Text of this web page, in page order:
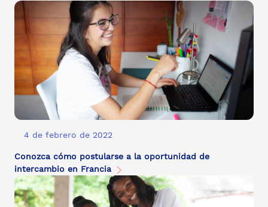
4 de febrero de 2022
Conozca cómo postularse a la oportunidad de
intercambio en Francia